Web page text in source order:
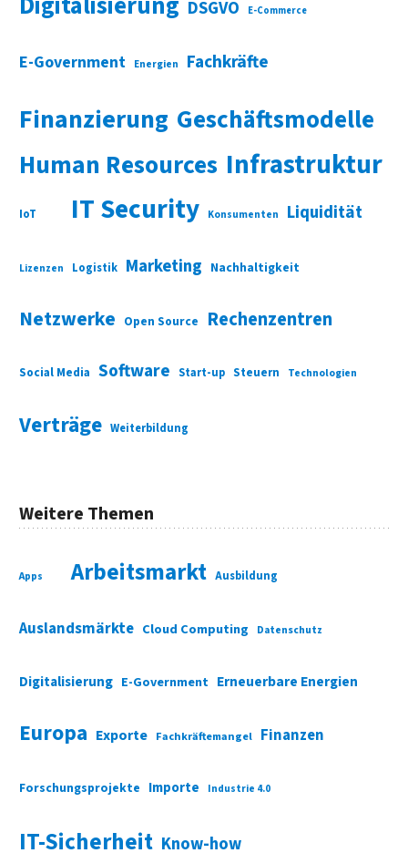
DSGVO E-Commerce
E-Government Energien Fachkräfte
Finanzierung Geschäftsmodelle
Human Resources Infrastruktur
IoT IT Security Konsumenten Liquidität
Lizenzen Logistik Marketing Nachhaltigkeit
Netzwerke Open Source Rechenzentren
Social Media Software Start-up Steuern Technologien
Verträge Weiterbildung
Weitere Themen
Apps Arbeitsmarkt Ausbildung
Auslandsmärkte Cloud Computing Datenschutz
Digitalisierung E-Government Erneuerbare Energien
Europa Exporte Fachkräftemangel Finanzen
Forschungsprojekte Importe Industrie 4.0
IT-Sicherheit Know-how